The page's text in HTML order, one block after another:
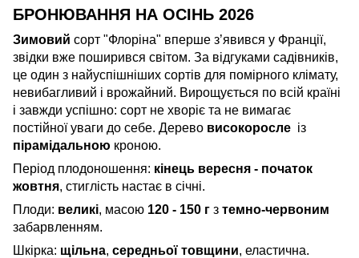
БРОНЮВАННЯ НА ОСІНЬ 2026
Зимовий сорт "Флоріна" вперше з’явився у Франції,
звідки вже поширився світом. За відгуками садівників,
це один з найуспішніших сортів для помірного клімату,
невибагливий і врожайний. Вирощується по всій країні
і завжди успішно: сорт не хворіє та не вимагає
постійної уваги до себе. Дерево високоросле із
пірамідальною кроною.
Період плодоношення: кінець вересня - початок
жовтня, стиглість настає в січні.
Плоди: великі, масою 120 - 150 г з темно-червоним
забарвленням.
Шкірка: щільна, середньої товщини, еластична.